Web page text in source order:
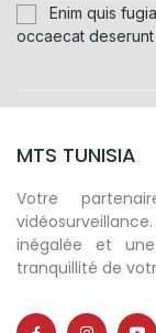
Enim quis
occaecat
MTS TUNISIA
Votre
inégalée et
tranquillité de